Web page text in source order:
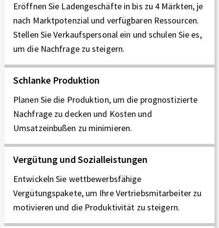
Eröffnen Sie Ladengeschäfte in bis zu 4 Märkten, je
nach Marktpotenzial und verfügbaren Ressourcen.
Stellen Sie Verkaufspersonal ein und schulen Sie es,
um die Nachfrage zu steigern.
Schlanke Produktion
Planen Sie die Produktion, um die prognostizierte
Nachfrage zu decken und Kosten und
Umsatzeinbußen zu minimieren.
Vergütung und Sozialleistungen
Entwickeln Sie wettbewerbsfähige
Vergütungspakete, um Ihre Vertriebsmitarbeiter zu
motivieren und die Produktivität zu steigern.